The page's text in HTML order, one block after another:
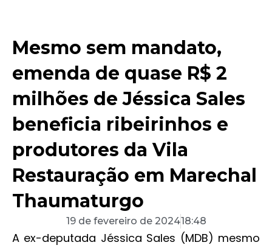
Mesmo sem mandato,
emenda de quase R$ 2
milhões de Jéssica Sales
beneficia ribeirinhos e
produtores da Vila
Restauração em Marechal
Thaumaturgo
19 de fevereiro de 202418:48
A ex-deputada Jéssica Sales (MDB) mesmo